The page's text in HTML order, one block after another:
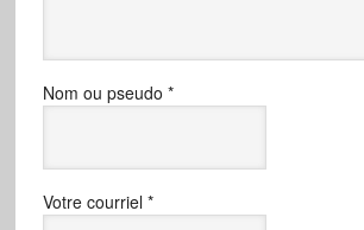
Nom ou pseudo *
Votre courriel *